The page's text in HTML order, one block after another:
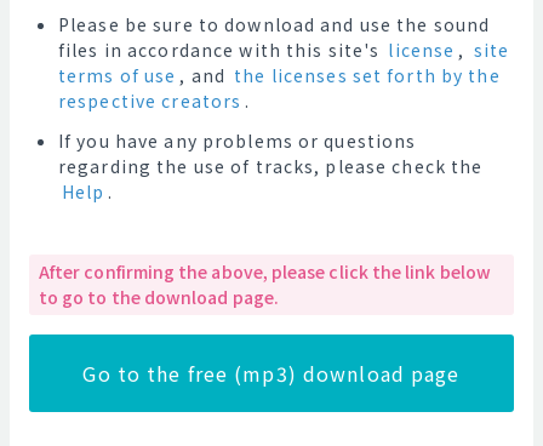
Please be sure to download and use the sound
files in accordance with this site's license , site
terms of use , and the licenses set forth by the
respective creators .
If you have any problems or questions
regarding the use of tracks, please check the
Help .
After confirming the above, please click the link below
to go to the download page.
Go to the free (mp3) download page